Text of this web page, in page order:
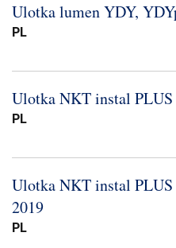
Unsere Geschichte
Produktion
Europacable
Einkauf
Ulotka lumen YDY,
PL
Ulotka NKT instal
PL
Ulotka NKT instal
2019
PL